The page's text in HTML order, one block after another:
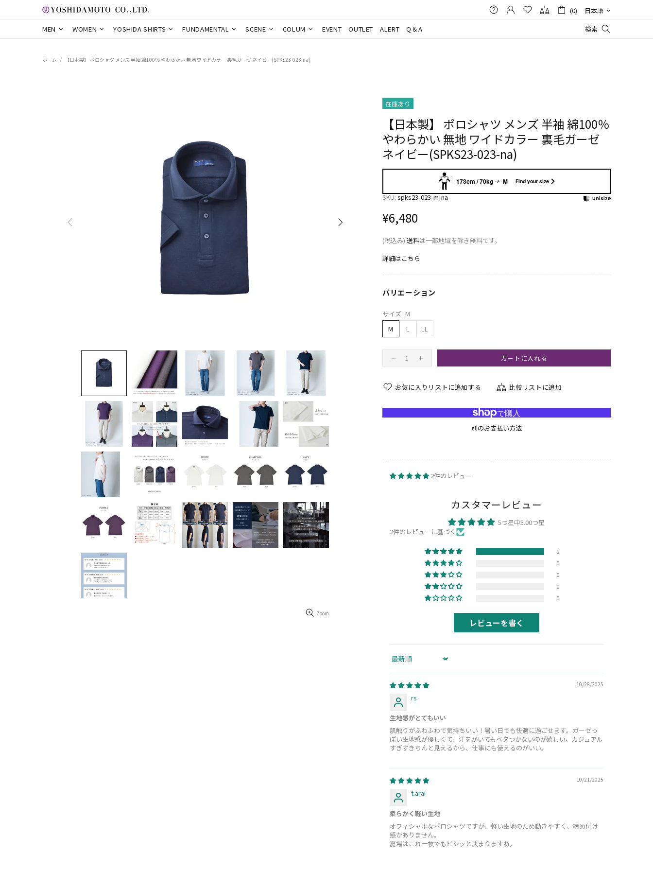
(0)
日本語
MEN
WOMEN YOSHIDA SHIRTS FUNDAMENTAL SCENE COLUM EVENT OUTLET ALERT Q＆A 検索
ホーム 【日本製】 ポロシャツ メンズ 半袖 綿100％ やわらかい 無地 ワイドカラー 裏毛ガーゼ ネイビー(SPKS23-023-na)
Zoom
在庫あり
【日本製】 ポロシャツ メンズ 半袖 綿100％
やわらかい​ 無地 ワイドカラー 裏毛ガーゼ
ネイビー(SPKS23-023-na)
173cm / 70kg M Find your size
SKU:spks23-023-m-na
¥6,480
(税込み) 送料は一部地域を除き無料です。
詳細はこちら
バリエーション
サイズ: M
M
L LL
カートに入れる
お気に入りリストに追加する 比較リストに追加
別のお支払い方法
2件のレビュー
カスタマーレビュー
5つ星中5.00つ星
2件のレビューに基づく
2
0
0
0
0
レビューを書く
Sort by
10/28/2025
rs
生地感がとてもいい
肌触りがふわふわで気持ちいい！暑い日でも快適に過ごせます。ガーゼっ
ぽい生地感が優しくて、汗をかいてもベタつかないのが嬉しい。カジュアル
すぎずきちんと見えるから、仕事にも使えるのがいい。
10/21/2025
t.arai
柔らかく軽い生地
オフィシャルなポロシャツですが、軽い生地のため動きやすく、締め付け
感がありません。
夏場はこれ一枚でもビシッと決まりますね。